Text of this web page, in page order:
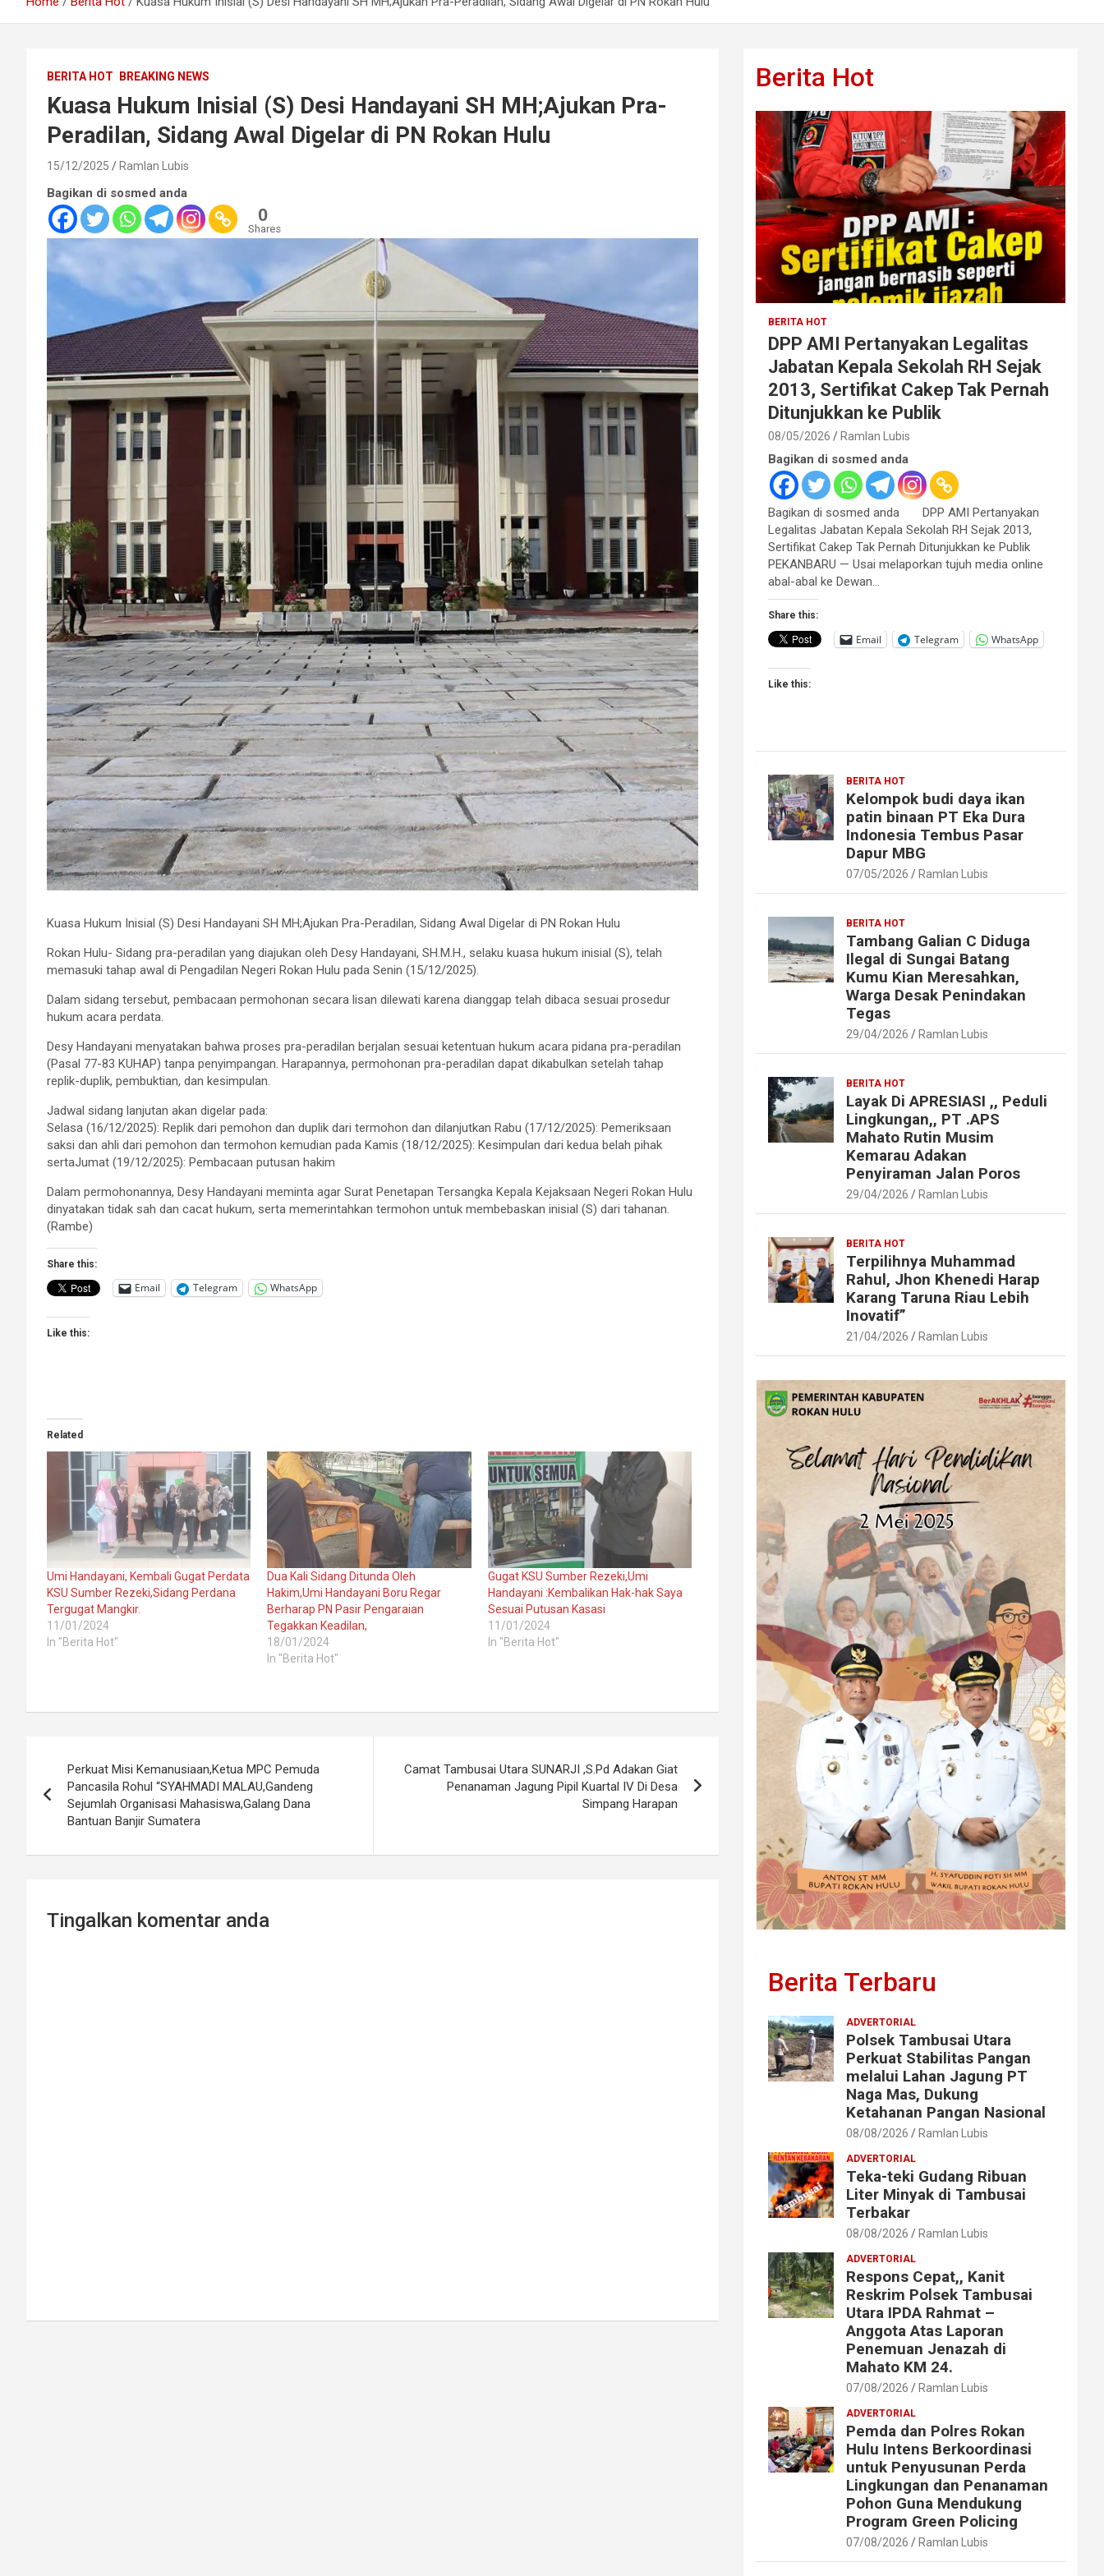
BERITA HOT BREAKING NEWS
Kuasa Hukum Inisial (S) Desi Handayani SH MH;Ajukan Pra-
Peradilan, Sidang Awal Digelar di PN Rokan Hulu
15/12/2025 Ramlan Lubis
Bagikan di sosmed anda
0
Shares
Kuasa Hukum Inisial (S) Desi Handayani SH MH;Ajukan Pra-Peradilan, Sidang Awal Digelar di PN Rokan Hulu
Rokan Hulu- Sidang pra-peradilan yang diajukan oleh Desy Handayani, SH.M.H., selaku kuasa hukum inisial (S), telah
memasuki tahap awal di Pengadilan Negeri Rokan Hulu pada Senin (15/12/2025).
Dalam sidang tersebut, pembacaan permohonan secara lisan dilewati karena dianggap telah dibaca sesuai prosedur
hukum acara perdata.
Desy Handayani menyatakan bahwa proses pra-peradilan berjalan sesuai ketentuan hukum acara pidana pra-peradilan
(Pasal 77-83 KUHAP) tanpa penyimpangan. Harapannya, permohonan pra-peradilan dapat dikabulkan setelah tahap
replik-duplik, pembuktian, dan kesimpulan.
Jadwal sidang lanjutan akan digelar pada:
Selasa (16/12/2025): Replik dari pemohon dan duplik dari termohon dan dilanjutkan Rabu (17/12/2025): Pemeriksaan
saksi dan ahli dari pemohon dan termohon kemudian pada Kamis (18/12/2025): Kesimpulan dari kedua belah pihak
sertaJumat (19/12/2025): Pembacaan putusan hakim
Dalam permohonannya, Desy Handayani meminta agar Surat Penetapan Tersangka Kepala Kejaksaan Negeri Rokan Hulu
dinyatakan tidak sah dan cacat hukum, serta memerintahkan termohon untuk membebaskan inisial (S) dari tahanan.
(Rambe)
Share this:
Email Telegram WhatsApp
Like this:
Related
Umi Handayani, Kembali Gugat Perdata
KSU Sumber Rezeki,Sidang Perdana
Tergugat Mangkir.
11/01/2024
In "Berita Hot"
Dua Kali Sidang Ditunda Oleh
Hakim,Umi Handayani Boru Regar
Berharap PN Pasir Pengaraian
Tegakkan Keadilan,
18/01/2024
In "Berita Hot"
Gugat KSU Sumber Rezeki,Umi
Handayani :Kembalikan Hak-hak Saya
Sesuai Putusan Kasasi
11/01/2024
In "Berita Hot"
navigation
Perkuat Misi Kemanusiaan,Ketua MPC Pemuda
Pancasila Rohul “SYAHMADI MALAU,Gandeng
Sejumlah Organisasi Mahasiswa,Galang Dana
Bantuan Banjir Sumatera
Camat Tambusai Utara SUNARJI ,S.Pd Adakan Giat
Penanaman Jagung Pipil Kuartal IV Di Desa
Simpang Harapan
Tingalkan komentar anda
Berita Hot
BERITA HOT
DPP AMI Pertanyakan Legalitas
Jabatan Kepala Sekolah RH Sejak
2013, Sertifikat Cakep Tak Pernah
Ditunjukkan ke Publik
08/05/2026 Ramlan Lubis
Bagikan di sosmed anda
Bagikan di sosmed anda DPP AMI Pertanyakan
Legalitas Jabatan Kepala Sekolah RH Sejak 2013,
Sertifikat Cakep Tak Pernah Ditunjukkan ke Publik
PEKANBARU — Usai melaporkan tujuh media online
abal-abal ke Dewan…
Share this:
Email Telegram WhatsApp
Like this:
BERITA HOT
Kelompok budi daya ikan
patin binaan PT Eka Dura
Indonesia Tembus Pasar
Dapur MBG
07/05/2026 Ramlan Lubis
BERITA HOT
Tambang Galian C Diduga
Ilegal di Sungai Batang
Kumu Kian Meresahkan,
Warga Desak Penindakan
Tegas
29/04/2026 Ramlan Lubis
BERITA HOT
Layak Di APRESIASI ,, Peduli
Lingkungan,, PT .APS
Mahato Rutin Musim
Kemarau Adakan
Penyiraman Jalan Poros
29/04/2026 Ramlan Lubis
BERITA HOT
Terpilihnya Muhammad
Rahul, Jhon Khenedi Harap
Karang Taruna Riau Lebih
Inovatif”
21/04/2026 Ramlan Lubis
Berita Terbaru
ADVERTORIAL
Polsek Tambusai Utara
Perkuat Stabilitas Pangan
melalui Lahan Jagung PT
Naga Mas, Dukung
Ketahanan Pangan Nasional
08/08/2026 Ramlan Lubis
ADVERTORIAL
Teka-teki Gudang Ribuan
Liter Minyak di Tambusai
Terbakar
08/08/2026 Ramlan Lubis
ADVERTORIAL
Respons Cepat,, Kanit
Reskrim Polsek Tambusai
Utara IPDA Rahmat –
Anggota Atas Laporan
Penemuan Jenazah di
Mahato KM 24.
07/08/2026 Ramlan Lubis
ADVERTORIAL
Pemda dan Polres Rokan
Hulu Intens Berkoordinasi
untuk Penyusunan Perda
Lingkungan dan Penanaman
Pohon Guna Mendukung
Program Green Policing
07/08/2026 Ramlan Lubis